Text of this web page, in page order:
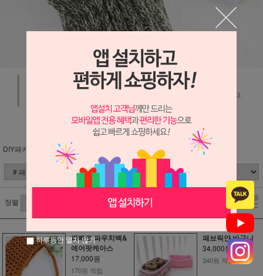
DIY패키지 (분류별)
정렬
파빠르 파우치백&
에어팟케아스
17,000원
170원 적립
패브릭얀 바구니
34,000원
340원 적립
하루동안 열지 않기